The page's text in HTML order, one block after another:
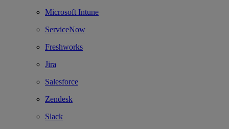
Microsoft Intune
ServiceNow
Freshworks
Jira
Salesforce
Zendesk
Slack